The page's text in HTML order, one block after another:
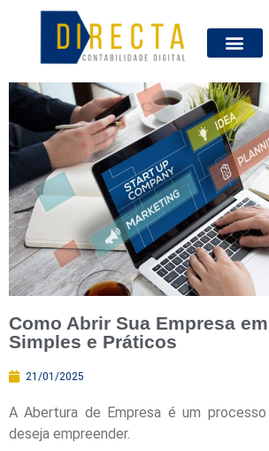
Como Abrir Sua Empresa
Simples e Práticos
21/01/2025
A Abertura de Empresa é um
deseja empreender.